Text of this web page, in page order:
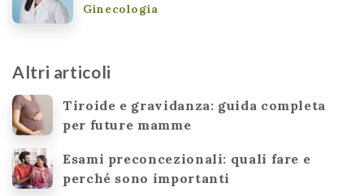
Ginecologia
Altri articoli
Tiroide e gravidanza: guida completa
per future mamme
Esami preconcezionali: quali fare e
perché sono importanti